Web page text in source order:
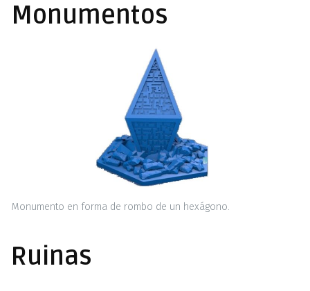
Monumentos
Monumento en forma de rombo de un hexágono.
Ruinas